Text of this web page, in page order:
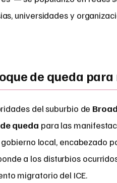
universidades y
de queda
del suburbio de
queda para las
gobierno local, encabezado
a los disturbios
migratorio del ICE.